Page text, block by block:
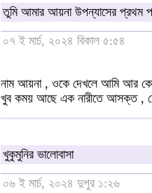
তুমি আমার আয়না উপন্যাসের প্রথম
০৭ ই মার্চ, ২০২৪ বিকাল ৫:৫৪
নাম আয়না , ওকে দেখলে আমি আর
খুব কময় আছে এক নারীতে আসক্ত ,
খুকুমুনির ভালোবাসা
০৬ ই মার্চ, ২০২৪ দুপুর ১:২৬